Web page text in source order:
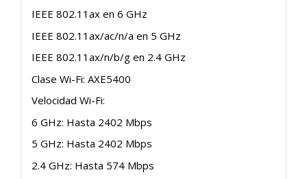
IEEE 802.11ax en 6 GHz
IEEE 802.11ax/ac/n/a en 5 GHz
IEEE 802.11ax/n/b/g en 2.4 GHz
Clase Wi-Fi: AXE5400
Velocidad Wi-Fi:
6 GHz: Hasta 2402 Mbps
5 GHz: Hasta 2402 Mbps
2.4 GHz: Hasta 574 Mbps